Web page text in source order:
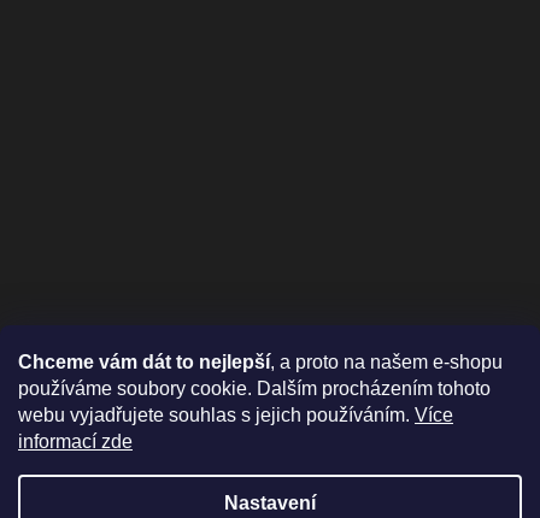
Chceme vám dát to nejlepší, a proto na našem e-shopu
používáme soubory cookie. Dalším procházením tohoto
webu vyjadřujete souhlas s jejich používáním. Více
informací zde
Nastavení